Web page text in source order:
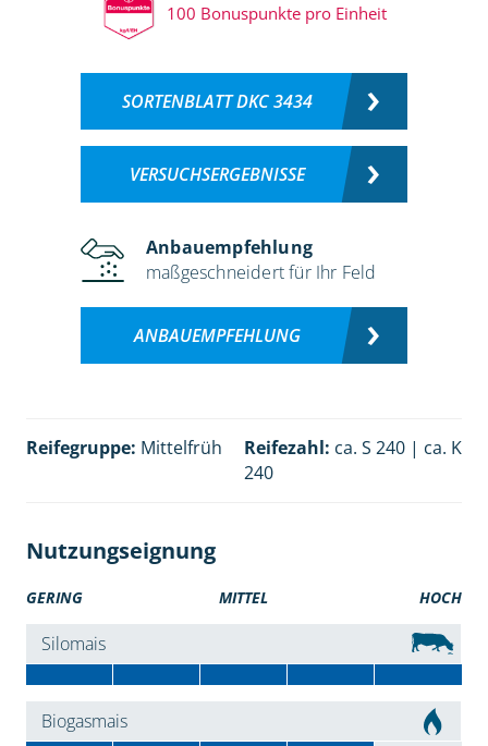
100 Bonuspunkte pro Einheit
SORTENBLATT DKC 3434
VERSUCHSERGEBNISSE
Anbauempfehlung
maßgeschneidert für Ihr Feld
ANBAUEMPFEHLUNG
Reifegruppe: Mittelfrüh Reifezahl: ca. S 240 | ca. K
240
Nutzungseignung
GERING MITTEL HOCH
Silomais
Biogasmais